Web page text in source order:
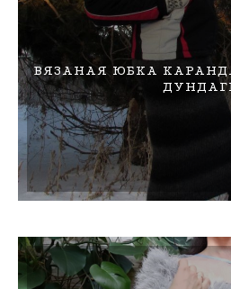
ВЯЗАНАЯ ЮБКА